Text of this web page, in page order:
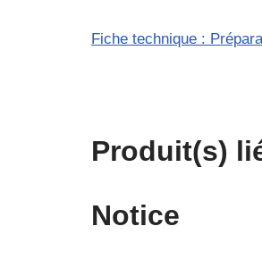
Fiche technique :
Produit(s)
Notice